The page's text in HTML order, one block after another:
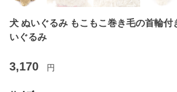
犬 ぬいぐるみ もこもこ巻き毛の首輪付
いぐるみ
3,170 円